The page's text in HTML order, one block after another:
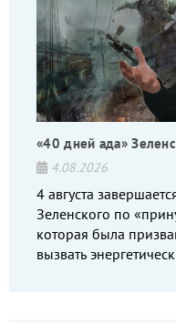
«40 дней ада»
4.08.2026
4 августа
Зеленского по
которая была
вызвать